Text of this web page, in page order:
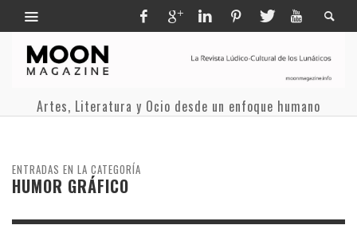
Artes, Literatura y Ocio desde un enfoque humano
ENTRADAS EN LA CATEGORÍA
HUMOR GRÁFICO